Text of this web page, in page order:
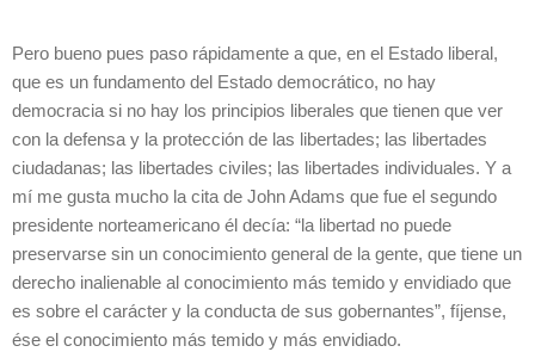
Pero bueno pues paso rápidamente a que, en el Estado liberal,
que es un fundamento del Estado democrático, no hay
democracia si no hay los principios liberales que tienen que ver
con la defensa y la protección de las libertades; las libertades
ciudadanas; las libertades civiles; las libertades individuales. Y a
mí me gusta mucho la cita de John Adams que fue el segundo
presidente norteamericano él decía: “la libertad no puede
preservarse sin un conocimiento general de la gente, que tiene un
derecho inalienable al conocimiento más temido y envidiado que
es sobre el carácter y la conducta de sus gobernantes”, fíjense,
ése el conocimiento más temido y más envidiado.